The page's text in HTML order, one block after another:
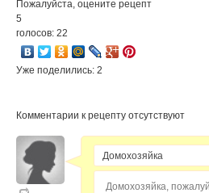
Пожалуйста, оцените рецепт
5
голосов: 22
Уже поделились: 2
Комментарии к рецепту отсутствуют